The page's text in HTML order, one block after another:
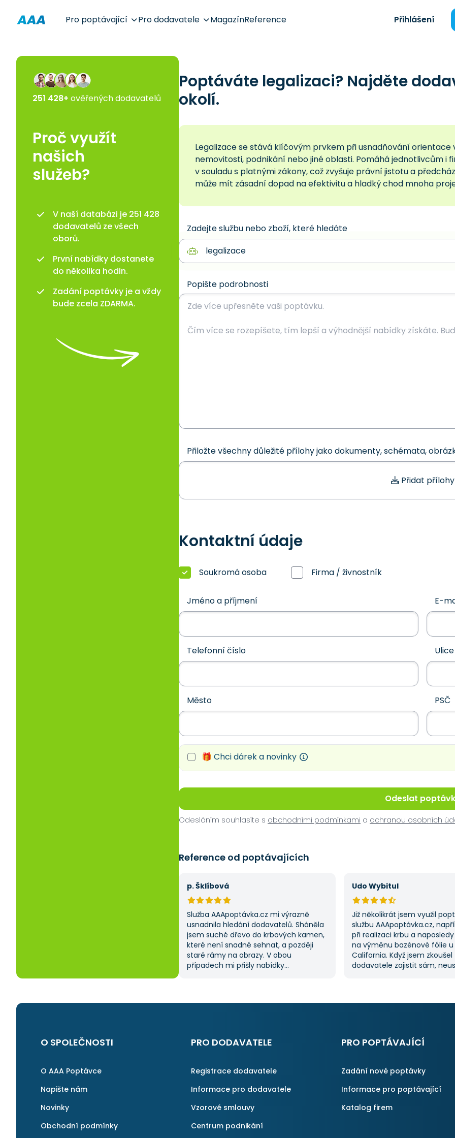
Pro poptávající Pro dodavatele MagazínReference Přihlášení
Poptáváte legalizaci? Najděte
okolí.
Legalizace se stává klíčovým prvkem při usnadňování orientace
nemovitosti, podnikání nebo jiné oblasti. Pomáhá jednotlivcům i
v souladu s platnými zákony, což zvyšuje právní jistotu a
může mít zásadní dopad na efektivitu a hladký chod mnoha
Zadejte službu nebo zboží, které hledáte
Popište podrobnosti
Přiložte všechny důležité přílohy jako dokumenty, schémata,
Přidat přílohy
Kontaktní údaje
Soukromá osoba Firma / živnostník
Jméno a příjmení E-
Telefonní číslo Ulice
Město PSČ
🎁 Chci dárek a novinky
Odeslat
Odesláním souhlasíte s obchodními podmínkami a ochranou osobních
Reference od poptávajících
p. Šklíbová
Služba AAApoptávka.cz mi výrazně
usnadnila hledání dodavatelů. Sháněla
jsem suché dřevo do krbových kamen,
které není snadné sehnat, a později
staré rámy na obrazy. V obou
případech mi přišly nabídky
na ni ráda obrátím, když něco potřebuji.
Udo Wybitul
Již několikrát jsem využil
službu AAApoptávka.cz,
při realizaci krbu a naposledy
na výměnu bazénové fólie
California. Když jsem zkoušel
dodavatele zajistit sám,
S poskytnutými službami
251 428+ ověřených dodavatelů
Proč využít
našich
služeb?
V naší databázi je 251 428
dodavatelů ze všech
oborů.
První nabídky dostanete
do několika hodin.
Zadání poptávky je a vždy
bude zcela ZDARMA.
O SPOLEČNOSTI
O AAA Poptávce
Napište nám
Novinky
Obchodní podmínky
PRO DODAVATELE
Registrace dodavatele
Informace pro dodavatele
Vzorové smlouvy
Centrum podnikání
PRO POPTÁVAJÍCÍ
Zadání nové poptávky
Informace pro poptávající
Katalog firem